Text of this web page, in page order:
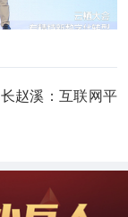
赵溪：互联网平